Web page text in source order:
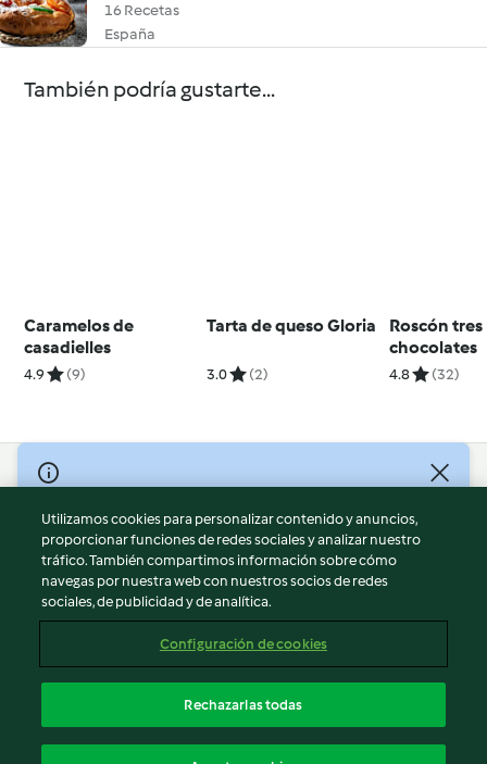
16 Recetas
España
También podría gustarte...
Caramelos de
casadielles
4.9 (9)
Tarta de queso Gloria
3.0 (2)
Roscón tres
chocolates
4.8 (32)
© Copyright 2026
Términos de uso
Política de privacidad
Aviso legal
Información legal
Reportar contenido
Declaración de accesibilidad
Utilizamos cookies para personalizar contenido y anuncios,
proporcionar funciones de redes sociales y analizar nuestro
tráfico. También compartimos información sobre cómo
navegas por nuestra web con nuestros socios de redes
sociales, de publicidad y de analítica.
Configuración de cookies
Rechazarlas todas